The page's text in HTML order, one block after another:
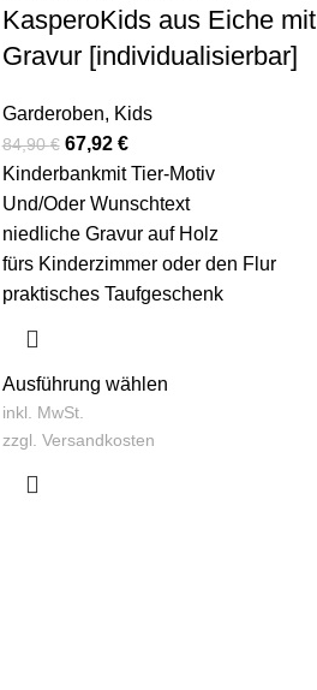
KasperoKids aus Eiche mit
Gravur [individualisierbar]
Garderoben, Kids
84,90€ 67,92 €
Kinderbankmit Tier-Motiv
Und/Oder Wunschtext
niedliche Gravur auf Holz
fürs Kinderzimmer oder den Flur
praktisches Taufgeschenk
Ausführung wählen
inkl. MwSt.
zzgl. Versandkosten